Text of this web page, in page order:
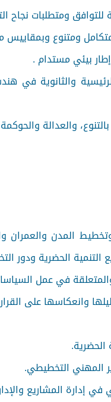
للتوافق ومتطلبات نجاح
ومتنوع وبمقاييس
بيئي مستدام .
والثانوية في
والعدالة والحوكمة
المدن والعمران
التنمية الحضرية ودور
والمتعلقة في عمل
وانعكاسها على
الحضرية.
المهني التخطيطي.
إدارة المشاريع